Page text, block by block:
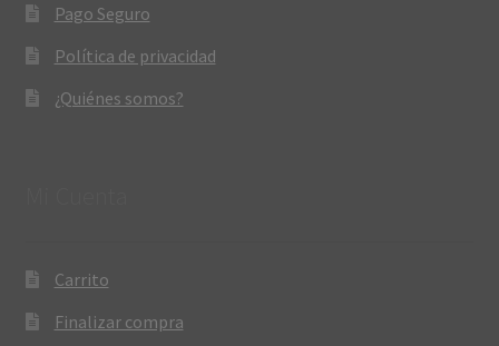
Pago Seguro
Política de privacidad
¿Quiénes somos?
Carrito
Finalizar compra